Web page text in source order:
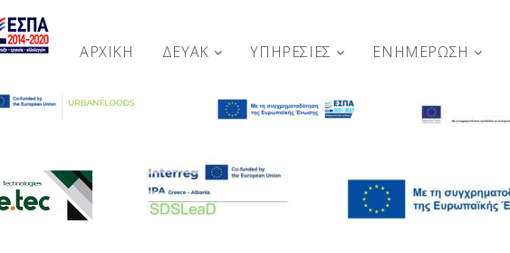
ΑΡΧΙΚΉ ΔΕΥΑΚ ΥΠΗΡΕΣΙΕΣ ΕΝΗΜΕΡΩΣΗ